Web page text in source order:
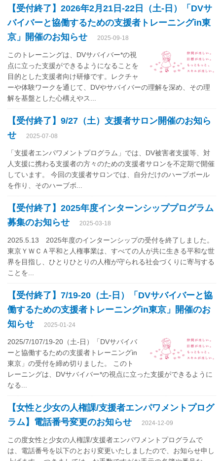
【受付終了】2026年2月21日-22日（土-日）「DVサ
バイバーと協働するための支援者トレーニングin東
京」開催のお知らせ
2025-09-18
このトレーニングは、DVサバイバー*の視
点に立った支援ができるようになることを
目的とした支援者向け研修です。レクチャ
ーや体験ワークを通じて、DVやサバイバーの理解を深め、その理
解を基盤とした心構えやス...
【受付終了】9/27（土）支援者サロン開催のお知ら
せ
2025-07-08
「支援者エンパワメントプログラム」では、DV被害者支援等、対
人支援に携わる支援者の方々のための支援者サロンを不定期で開催
しています。 今回の支援者サロンでは、自分だけのハーブボール
を作り、そのハーブボ...
【受付終了】2025年度インターンシッププログラム
募集のお知らせ
2025-03-18
2025.5.13 2025年度のインターンシップの受付を終了しました。
東京ＹＷＣＡ平和と人権事業は、すべての人が共に生きる平和な世
界を目指し、ひとりひとりの人権が守られる社会づくりに寄与する
ことを...
【受付終了】7/19-20（土-日）「DVサバイバーと協
働するための支援者トレーニングin東京」開催のお
知らせ
2025-01-24
2025/7/107/19-20（土-日）「DVサバイバ
ーと協働するための支援者トレーニングin
東京」の受付を締め切りました。 このト
レーニングは、DVサバイバー*の視点に立った支援ができるように
なる...
【女性と少女の人権課/支援者エンパワメントプログ
ラム】電話番号変更のお知らせ
2024-12-09
この度女性と少女の人権課/支援者エンパワメントプログラムで
は、電話番号を以下のとおり変更いたしましたので、お知らせ申し